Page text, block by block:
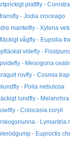
plattfly -
- Jodia croceago
mantelfly - Xylena
vågfly - Eupsilia
videfly -
- Mesogona
rovfly - Cosmia
- Polia nebulosa
lundfly -
- Colocasia coryli
- Lymantria
- Euproctis